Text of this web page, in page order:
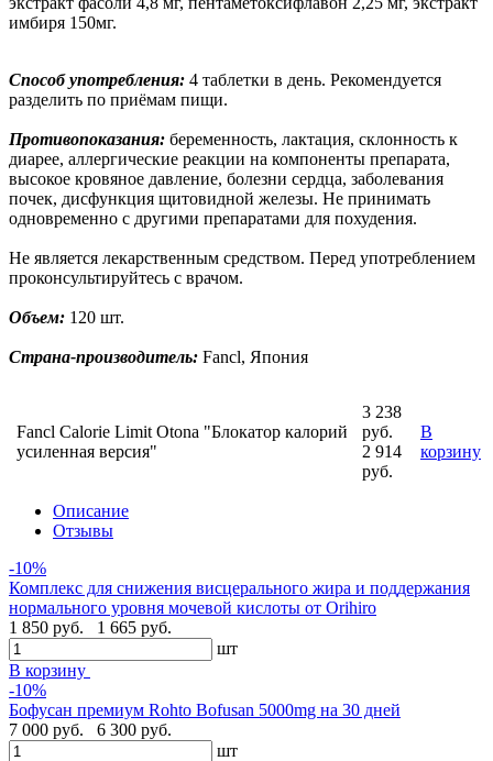
имбиря 150мг.
Способ употребления: 4 таблетки в день. Рекомендуется
разделить по приёмам пищи.
Противопоказания: беременность, лактация, склонность к
диарее, аллергические реакции на компоненты препарата,
высокое кровяное давление, болезни сердца, заболевания
почек, дисфункция щитовидной железы. Не принимать
одновременно с другими препаратами для похудения.
Не является лекарственным средством. Перед употреблением
проконсультируйтесь с врачом.
Объем: 120 шт.
Страна-производитель: Fancl, Япония
Fancl Calorie Limit Otona "Блокатор калорий
усиленная версия"
3 238
руб.
2 914
руб.
В
корзину
Описание
Отзывы
-10%
Комплекс для снижения висцерального жира и поддержания
нормального уровня мочевой кислоты от Orihiro
1 850 руб.
1 665 руб.
шт
В корзину
-10%
Бофусан премиум Rohto Bofusan 5000mg на 30 дней
7 000 руб.
6 300 руб.
шт